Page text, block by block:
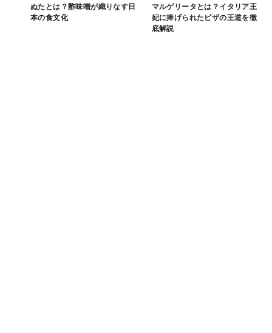
ぬたとは？酢味噌が織りなす日
本の食文化
マルゲリータとは？イタリア王
妃に捧げられたピザの王道を徹
底解説